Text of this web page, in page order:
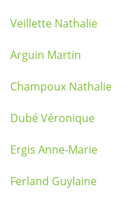
Veillette Nathalie
Arguin Martin
Champoux Nathalie
Dubé Véronique
Ergis Anne-Marie
Ferland Guylaine